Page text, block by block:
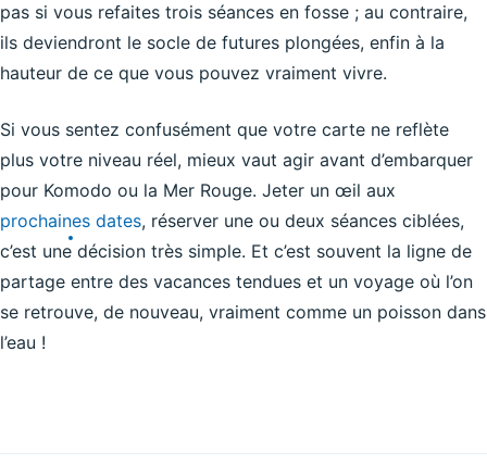
pas si vous refaites trois séances en fosse ; au contraire,
ils deviendront le socle de futures plongées, enfin à la
hauteur de ce que vous pouvez vraiment vivre.
Si vous sentez confusément que votre carte ne reflète
plus votre niveau réel, mieux vaut agir avant d’embarquer
pour Komodo ou la Mer Rouge. Jeter un œil aux
prochaines dates, réserver une ou deux séances ciblées,
c’est une décision très simple. Et c’est souvent la ligne de
partage entre des vacances tendues et un voyage où l’on
se retrouve, de nouveau, vraiment comme un poisson dans
l’eau !